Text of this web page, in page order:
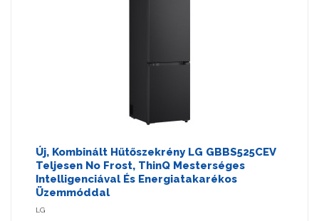
Új, Kombinált Hűtőszekrény LG GBBS525CEV
Teljesen No Frost, ThinQ Mesterséges
Intelligenciával És Energiatakarékos
Üzemmóddal
LG